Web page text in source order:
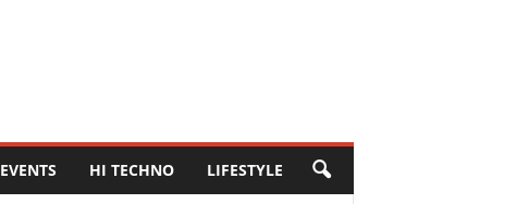
EVENTS HI TECHNO LIFESTYLE